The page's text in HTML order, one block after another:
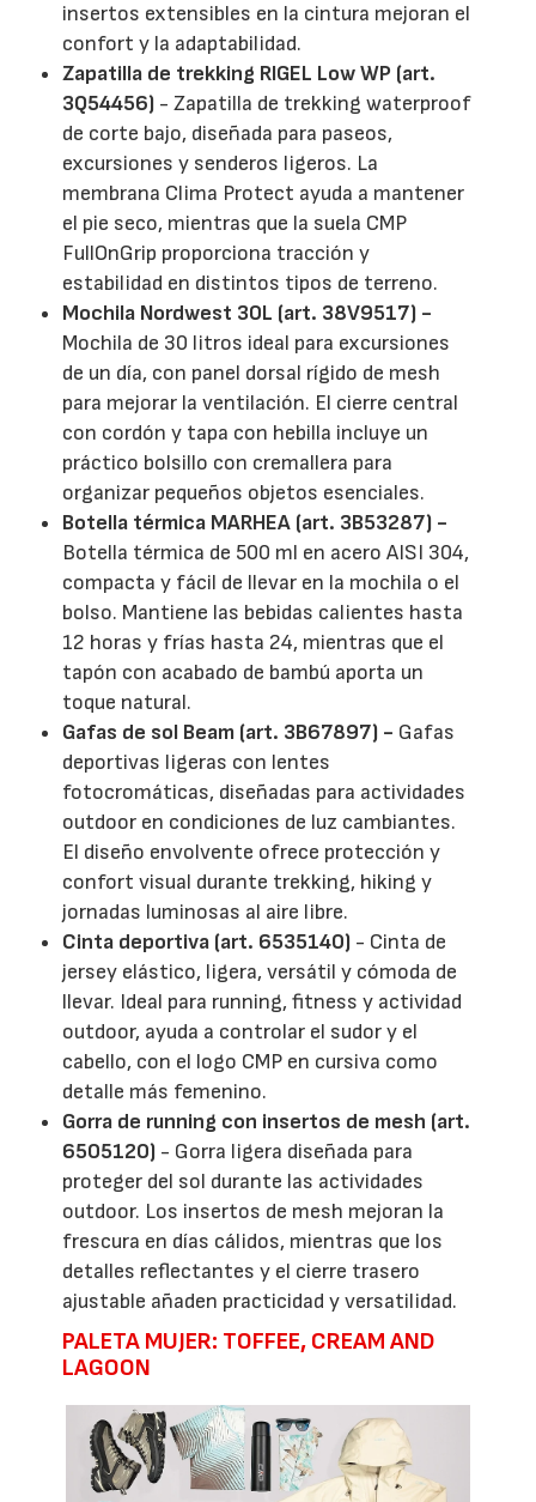
insertos extensibles en la cintura mejoran el
confort y la adaptabilidad.
Zapatilla de trekking RIGEL Low WP (art.
3Q54456) - Zapatilla de trekking waterproof
de corte bajo, diseñada para paseos,
excursiones y senderos ligeros. La
membrana Clima Protect ayuda a mantener
el pie seco, mientras que la suela CMP
FullOnGrip proporciona tracción y
estabilidad en distintos tipos de terreno.
Mochila Nordwest 30L (art. 38V9517) -
Mochila de 30 litros ideal para excursiones
de un día, con panel dorsal rígido de mesh
para mejorar la ventilación. El cierre central
con cordón y tapa con hebilla incluye un
práctico bolsillo con cremallera para
organizar pequeños objetos esenciales.
Botella térmica MARHEA (art. 3B53287) -
Botella térmica de 500 ml en acero AISI 304,
compacta y fácil de llevar en la mochila o el
bolso. Mantiene las bebidas calientes hasta
12 horas y frías hasta 24, mientras que el
tapón con acabado de bambú aporta un
toque natural.
Gafas de sol Beam (art. 3B67897) - Gafas
deportivas ligeras con lentes
fotocromáticas, diseñadas para actividades
outdoor en condiciones de luz cambiantes.
El diseño envolvente ofrece protección y
confort visual durante trekking, hiking y
jornadas luminosas al aire libre.
Cinta deportiva (art. 6535140) - Cinta de
jersey elástico, ligera, versátil y cómoda de
llevar. Ideal para running, fitness y actividad
outdoor, ayuda a controlar el sudor y el
cabello, con el logo CMP en cursiva como
detalle más femenino.
Gorra de running con insertos de mesh (art.
6505120) - Gorra ligera diseñada para
proteger del sol durante las actividades
outdoor. Los insertos de mesh mejoran la
frescura en días cálidos, mientras que los
detalles reflectantes y el cierre trasero
ajustable añaden practicidad y versatilidad.
PALETA MUJER: TOFFEE, CREAM AND
LAGOON